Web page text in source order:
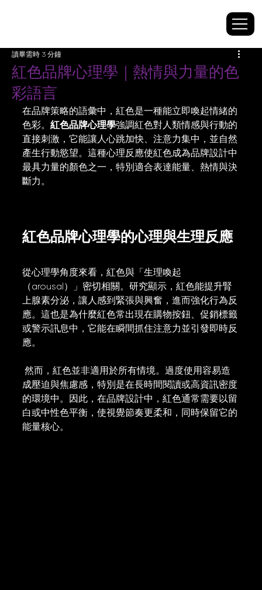
紅色品牌心理學｜熱情與力量的色
彩語言
讀畢需時 3 分鐘
在品牌策略的語彙中，紅色是一種能立即喚起情緒的
色彩。紅色品牌心理學強調紅色對人類情感與行動的
直接刺激，它能讓人心跳加快、注意力集中，並自然
產生行動慾望。這種心理反應使紅色成為品牌設計中
最具力量的顏色之一，特別適合表達能量、熱情與決
斷力。
紅色品牌心理學的心理與生理反應
從心理學角度來看，紅色與「生理喚起
（arousal）」密切相關。研究顯示，紅色能提升腎
上腺素分泌，讓人感到緊張與興奮，進而強化行為反
應。這也是為什麼紅色常出現在購物按鈕、促銷標籤
或警示訊息中，它能在瞬間抓住注意力並引發即時反
應。
然而，紅色並非適用於所有情境。過度使用容易造
成壓迫與焦慮感，特別是在長時間閱讀或高資訊密度
的環境中。因此，在品牌設計中，紅色通常需要以留
白或中性色平衡，使視覺節奏更柔和，同時保留它的
能量核心。